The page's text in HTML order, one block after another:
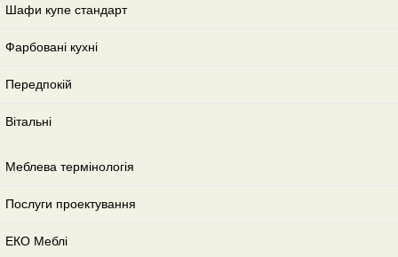
Шафи купе стандарт
Фарбовані кухні
Передпокій
Вітальні
Меблева термінологія
Послуги проектування
ЕКО Меблі